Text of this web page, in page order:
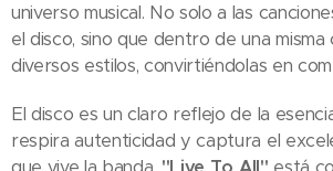
universo musical. No solo a las
el disco, sino que dentro de una
diversos estilos, convirtiéndolas en
El disco es un claro reflejo de la
respira autenticidad y captura el